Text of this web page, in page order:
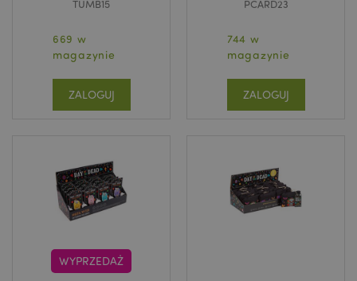
TUMB15
669 w
magazynie
ZALOGUJ
PCARD23
744 w
magazynie
ZALOGUJ
WYPRZEDAŻ